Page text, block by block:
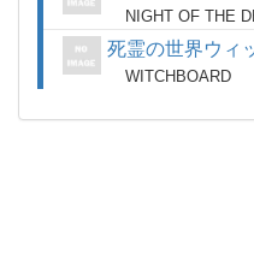
NIGHT OF THE
死霊の世界ウィ
WITCHBOARD